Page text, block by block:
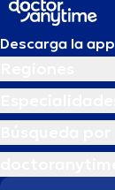
Descarga la app